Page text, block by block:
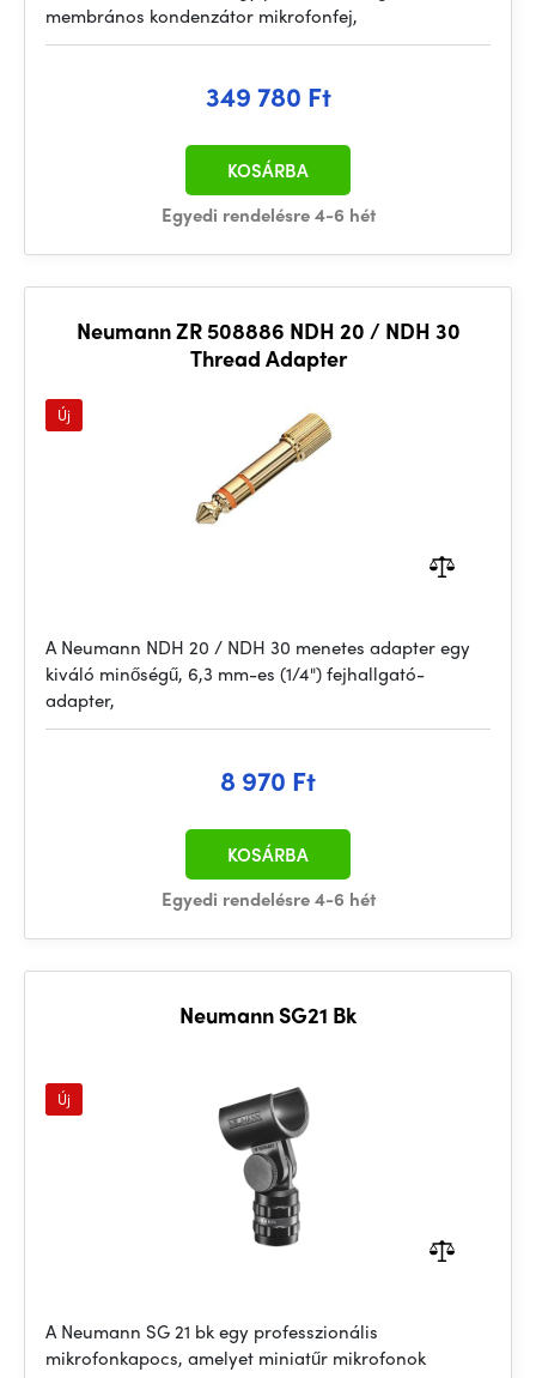
membrános kondenzátor mikrofonfej,
349 780 Ft
Egyedi rendelésre 4-6 hét
KOSÁRBA
Neumann ZR 508886 NDH 20 / NDH 30
Thread Adapter
Új
A Neumann NDH 20 / NDH 30 menetes adapter egy
kiváló minőségű, 6,3 mm-es (1/4") fejhallgató-
adapter,
8 970 Ft
Egyedi rendelésre 4-6 hét
KOSÁRBA
Neumann SG21 Bk
Új
A Neumann SG 21 bk egy professzionális
mikrofonkapocs, amelyet miniatűr mikrofonok